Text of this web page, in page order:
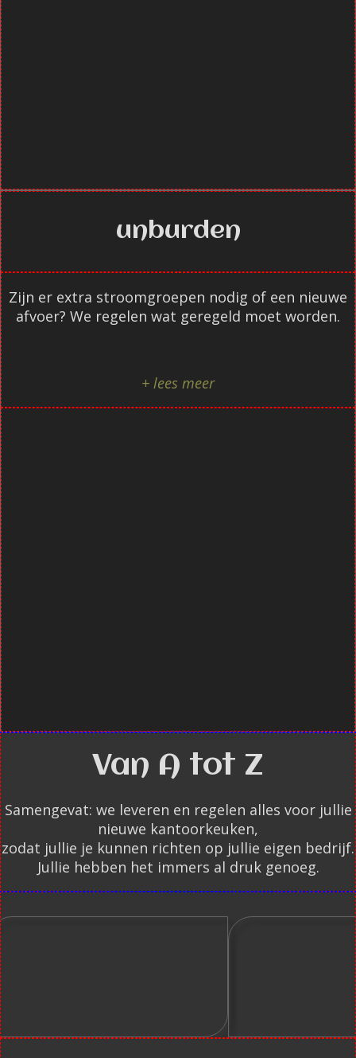
unburden
Zijn er extra stroomgroepen nodig of een nieuwe
afvoer? We regelen wat geregeld moet worden.
+ lees meer
Van A tot Z
Samengevat: we leveren en regelen alles voor jullie
nieuwe kantoorkeuken,
zodat jullie je kunnen richten op jullie eigen bedrijf.
Jullie hebben het immers al druk genoeg.